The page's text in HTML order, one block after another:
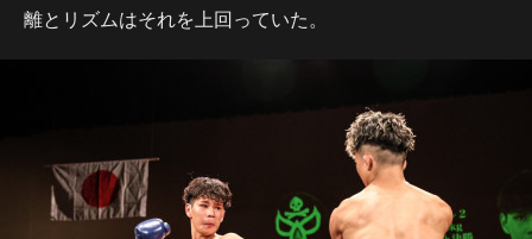
離とリズムはそれを上回っていた。